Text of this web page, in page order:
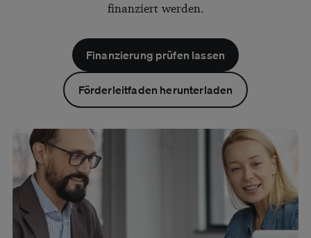
finanziert werden.
Finanzierung prüfen lassen
Förderleitfaden herunterladen